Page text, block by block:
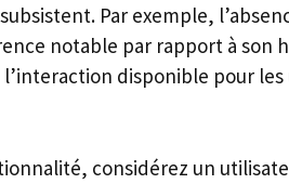
Par exemple,
notable par rapport à son
disponible pour
considérez un